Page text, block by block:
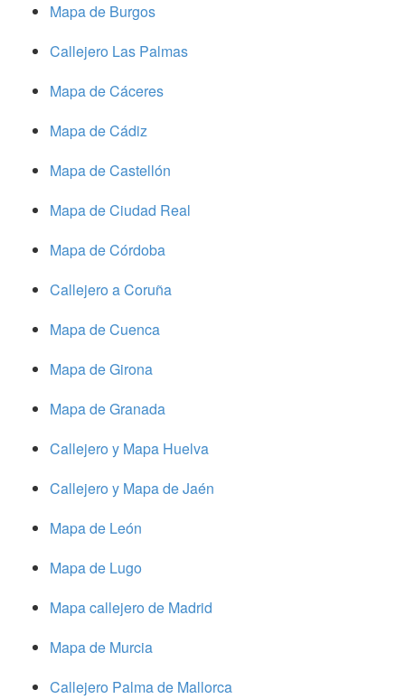
Mapa de Burgos
Callejero Las Palmas
Mapa de Cáceres
Mapa de Cádiz
Mapa de Castellón
Mapa de Ciudad Real
Mapa de Córdoba
Callejero a Coruña
Mapa de Cuenca
Mapa de Girona
Mapa de Granada
Callejero y Mapa Huelva
Callejero y Mapa de Jaén
Mapa de León
Mapa de Lugo
Mapa callejero de Madrid
Mapa de Murcia
Callejero Palma de Mallorca